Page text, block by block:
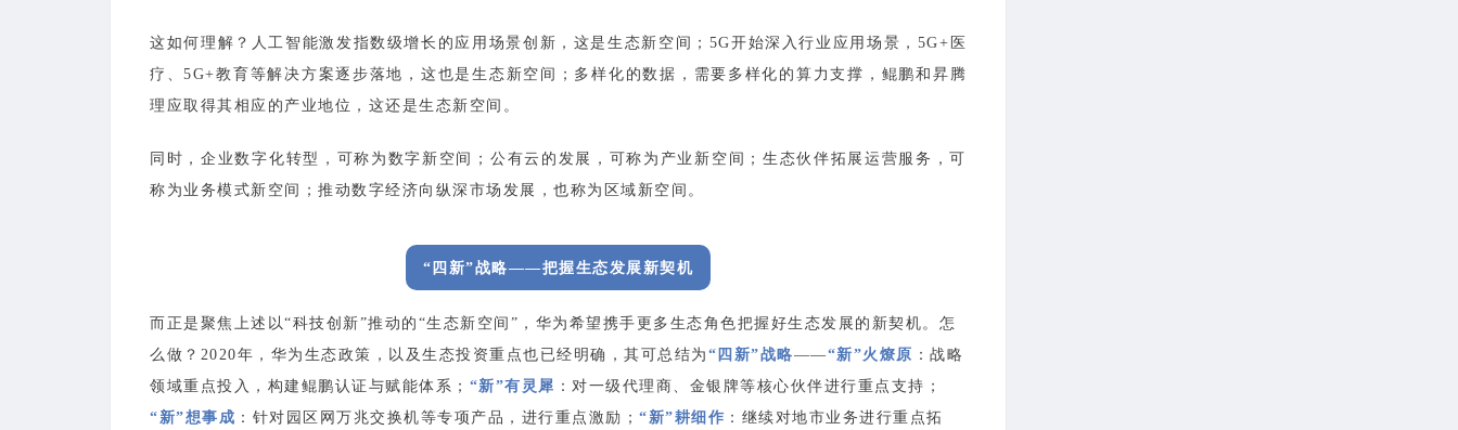
这如何理解？人工智能激发指数级增长的应用场景创新，这是生态新空间；5G开始深入行业应用场景，5G+医
疗、5G+教育等解决方案逐步落地，这也是生态新空间；多样化的数据，需要多样化的算力支撑，鲲鹏和昇腾
理应取得其相应的产业地位，这还是生态新空间。
同时，企业数字化转型，可称为数字新空间；公有云的发展，可称为产业新空间；生态伙伴拓展运营服务，可
称为业务模式新空间；推动数字经济向纵深市场发展，也称为区域新空间。
“四新”战略——把握生态发展新契机
而正是聚焦上述以“科技创新”推动的“生态新空间”，华为希望携手更多生态角色把握好生态发展的新契机。怎
么做？2020年，华为生态政策，以及生态投资重点也已经明确，其可总结为 “四新”战略——“新”火燎原 ：战略
领域重点投入，构建鲲鹏认证与赋能体系； “新”有灵犀 ：对一级代理商、金银牌等核心伙伴进行重点支持；
“新”想事成 ：针对园区网万兆交换机等专项产品，进行重点激励； “新”耕细作 ：继续对地市业务进行重点拓